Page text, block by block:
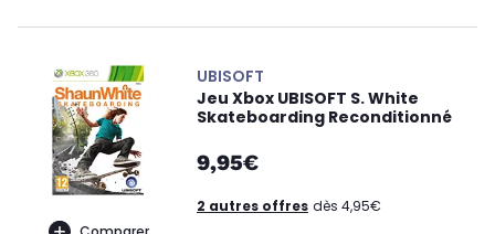
UBISOFT
Jeu Xbox UBISOFT S. White
Skateboarding Reconditionné
9,95€
2 autres offres dès 4,95€